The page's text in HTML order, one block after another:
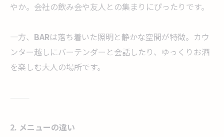
やか。会社の飲み会や友人との集まりにぴったりです。
一方、 BARは落ち着いた照明と静かな空間が特徴。カウ
ンター越しにバーテンダーと会話したり、ゆっくりお酒
を楽しむ大人の場所です。
⸻
2. メニューの違い